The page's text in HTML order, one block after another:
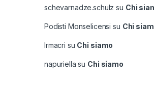
schevarnadze.schulz su Chi
Podisti Monselicensi su Chi
lrmacri su Chi siamo
napuriella su Chi siamo